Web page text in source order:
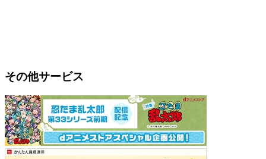
その他サービス